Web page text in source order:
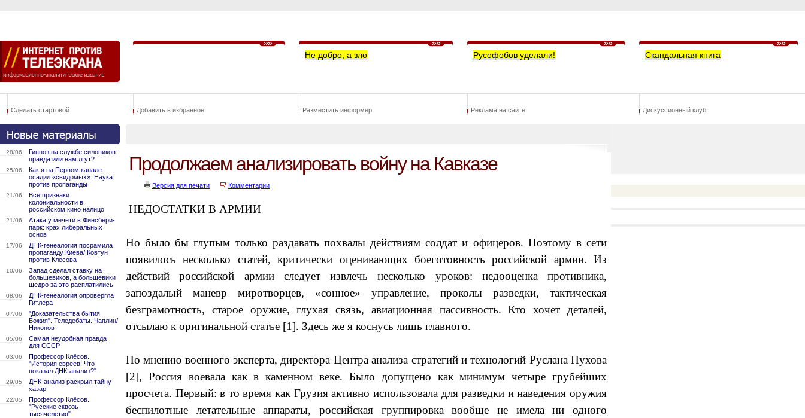
Не добро, а зло Русофобов уделали! Скандальная книга
Сделать стартовой Добавить в избранное Разместить информер Реклама на сайте Дискуссионный клуб
28/06
Гипноз на службе силовиков:
правда или нам лгут?
25/06
Как я на Первом канале
осадил «свидомых». Наука
против пропаганды
21/06
Все признаки
колониальности в
российском кино налицо
21/06
Атака у мечети в Финсбери-
парк: крах либеральных
основ
17/06
ДНК-генеалогия посрамила
пропаганду Киева/ Ковтун
против Клесова
10/06
Запад сделал ставку на
большевиков, а большевики
щедро за это расплатились
08/06
ДНК-генеалогия опровергла
Гитлера
07/06
"Доказательства бытия
Божия". Теледебаты. Чаплин/
Никонов
05/06
Самая неудобная правда
для СССР
03/06
Профессор Клёсов.
"История евреев: Что
показал ДНК-анализ?"
29/05
ДНК-анализ раскрыл тайну
хазар
22/05
Профессор Клёсов.
"Русские сквозь
тысячелетия"
Продолжаем анализировать войну на Кавказе
Версия для печати Комментарии
НЕДОСТАТКИ В АРМИИ
Но было бы глупым только раздавать похвалы действиям солдат и офицеров. Поэтому в сети
появилось несколько статей, критически оценивающих боеготовность российской армии. Из
действий российской армии следует извлечь несколько уроков: недооценка противника,
запоздалый маневр миротворцев, «сонное» управление, проколы разведки, тактическая
безграмотность, старое оружие, глухая связь, авиационная пассивность. Кто хочет деталей,
отсылаю к оригинальной статье [1]. Здесь же я коснусь лишь главного.
По мнению военного эксперта, директора Центра анализа стратегий и технологий Руслана Пухова
[2], Россия воевала как в каменном веке. Было допущено как минимум четыре грубейших
просчета. Первый: в то время как Грузия активно использовала для разведки и наведения оружия
беспилотные летательные аппараты, российская группировка вообще не имела ни одного